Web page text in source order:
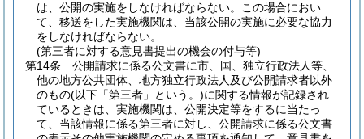
は、公開の実施をしなければならない。
この場合におい
て、移送をした実施機関は、当該公開の実施に必要な協力
をしなければならない。
(第三者に対する意見書提出の機会の付与等)
第14条
公開請求に係る公文書に市、国、独立行政法人等、
他の地方公共団体、地方独立行政法人及び公開請求者以外
のもの(以下「第三者」という。)に関する情報が記録され
ているときは、実施機関は、公開決定等をするに当たっ
て、当該情報に係る第三者に対し、公開請求に係る公文書